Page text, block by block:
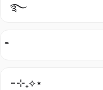
࿐
-⊹₊⟡⋆